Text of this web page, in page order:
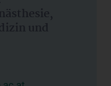
und